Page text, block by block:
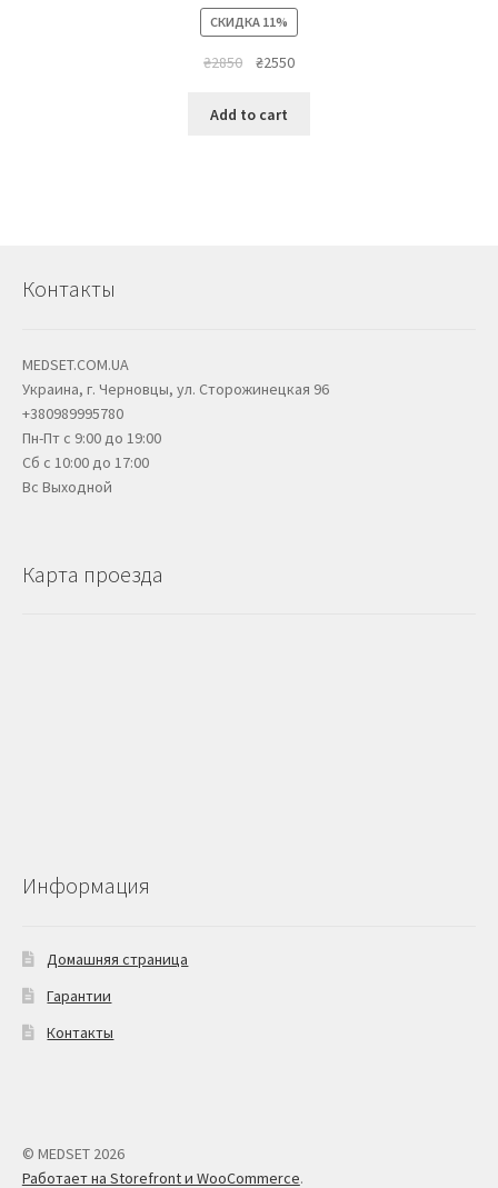
СКИДКА 11%
₴2850 ₴2550
Add to cart
Контакты
MEDSET.COM.UA
Украина, г. Черновцы, ул. Сторожинецкая 96
+380989995780
Пн-Пт с 9:00 до 19:00
Сб с 10:00 до 17:00
Вс Выходной
Карта проезда
Информация
Домашняя страница
Гарантии
Контакты
© MEDSET 2026
Работает на Storefront и WooCommerce.